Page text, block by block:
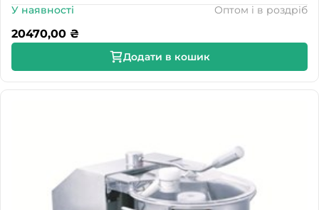
У наявності Оптом і в роздріб
20470,00 ₴
Додати в кошик